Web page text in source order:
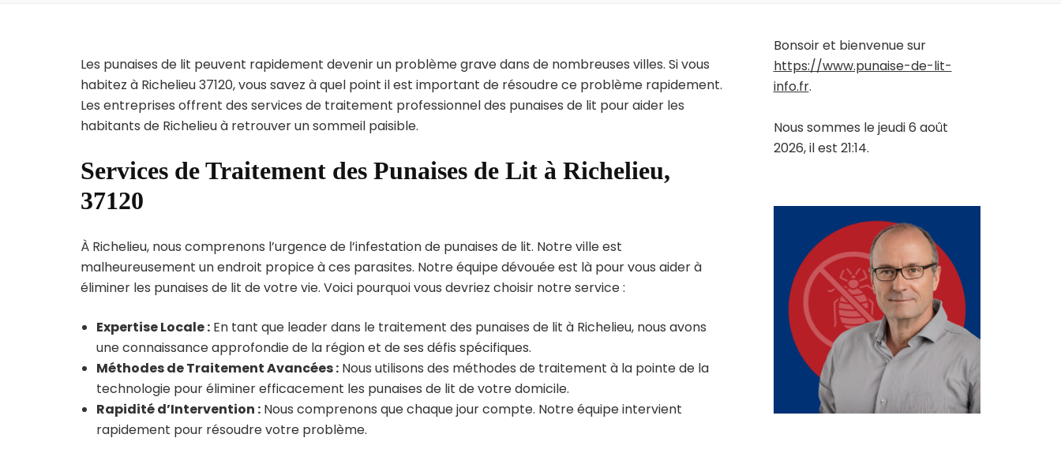
Les punaises de lit peuvent rapidement devenir un problème grave dans de nombreuses villes. Si vous
habitez à Richelieu 37120, vous savez à quel point il est important de résoudre ce problème rapidement.
Les entreprises offrent des services de traitement professionnel des punaises de lit pour aider les
habitants de Richelieu à retrouver un sommeil paisible.
Services de Traitement des Punaises de Lit à Richelieu,
37120
À Richelieu, nous comprenons l’urgence de l’infestation de punaises de lit. Notre ville est
malheureusement un endroit propice à ces parasites. Notre équipe dévouée est là pour vous aider à
éliminer les punaises de lit de votre vie. Voici pourquoi vous devriez choisir notre service :
Expertise Locale : En tant que leader dans le traitement des punaises de lit à Richelieu, nous avons
une connaissance approfondie de la région et de ses défis spécifiques.
Méthodes de Traitement Avancées : Nous utilisons des méthodes de traitement à la pointe de la
technologie pour éliminer efficacement les punaises de lit de votre domicile.
Rapidité d’Intervention : Nous comprenons que chaque jour compte. Notre équipe intervient
rapidement pour résoudre votre problème.
Bonsoir et bienvenue sur
https://www.punaise-de-lit-
info.fr.
Nous sommes le jeudi 6 août
2026, il est 21:14.